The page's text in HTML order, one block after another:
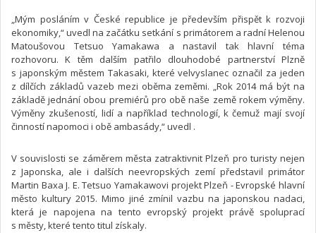
„Mým posláním v České republice je především přispět k rozvoji
ekonomiky,“ uvedl na začátku setkání s primátorem a radní Helenou
Matoušovou Tetsuo Yamakawa a nastavil tak hlavní téma
rozhovoru. K těm dalším patřilo dlouhodobé partnerství Plzně
s japonským městem Takasaki, které velvyslanec označil za jeden
z dílčích základů vazeb mezi oběma zeměmi. „Rok 2014 má být na
základě jednání obou premiérů pro obě naše země rokem výměny.
Výměny zkušeností, lidí a například technologií, k čemuž mají svojí
činností napomoci i obě ambasády,“ uvedl .
V souvislosti se záměrem města zatraktivnit Plzeň pro turisty nejen
z Japonska, ale i dalších neevropských zemí představil primátor
Martin Baxa J. E. Tetsuo Yamakawovi projekt Plzeň - Evropské hlavní
město kultury 2015. Mimo jiné zmínil vazbu na japonskou nadaci,
která je napojena na tento evropský projekt právě spoluprací
s městy, které tento titul získaly.